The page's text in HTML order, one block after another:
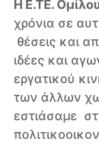
Η Ε.ΤΕ.
χρόνια σε
θέσεις και
ιδέες και
εργατικού
των άλλων
εστιάσαμε